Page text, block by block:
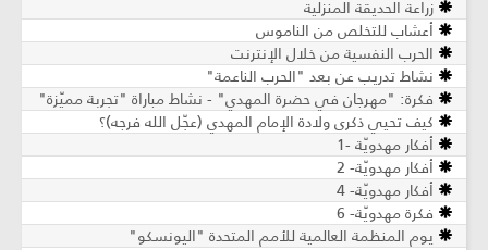
زراعة الحديقة المنزلية
أعشاب للتخلص من الناموس
الحرب النفسية من خلال الإنترنت
نشاط تدريب عن بعد "الحرب الناعمة"
فكرة: "مهرجان في حضرة المهدي" - نشاط مباراة "تجربة مميّزة"
كيف تحيي ذكرى ولادة الإمام المهدي (عجّل الله فرجه)؟
أفكار مهدويّة -1
أفكار مهدويّة- 2
أفكار مهدويّة- 4
فكرة مهدويّة- 6
يوم المنظمة العالمية للأمم المتحدة "اليونسكو"